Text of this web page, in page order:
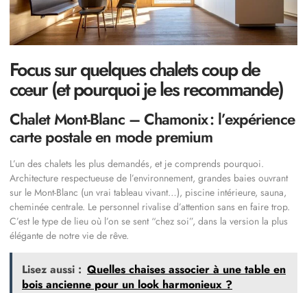
Focus sur quelques chalets coup de
cœur (et pourquoi je les recommande)
Chalet Mont-Blanc – Chamonix : l’expérience
carte postale en mode premium
L’un des chalets les plus demandés, et je comprends pourquoi.
Architecture respectueuse de l’environnement, grandes baies ouvrant
sur le Mont-Blanc (un vrai tableau vivant…), piscine intérieure, sauna,
cheminée centrale. Le personnel rivalise d’attention sans en faire trop.
C’est le type de lieu où l’on se sent “chez soi”, dans la version la plus
élégante de notre vie de rêve.
Lisez aussi : Quelles chaises associer à une table en
bois ancienne pour un look harmonieux ?